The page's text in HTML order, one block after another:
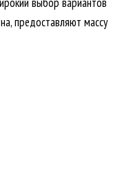
предоставляют массу